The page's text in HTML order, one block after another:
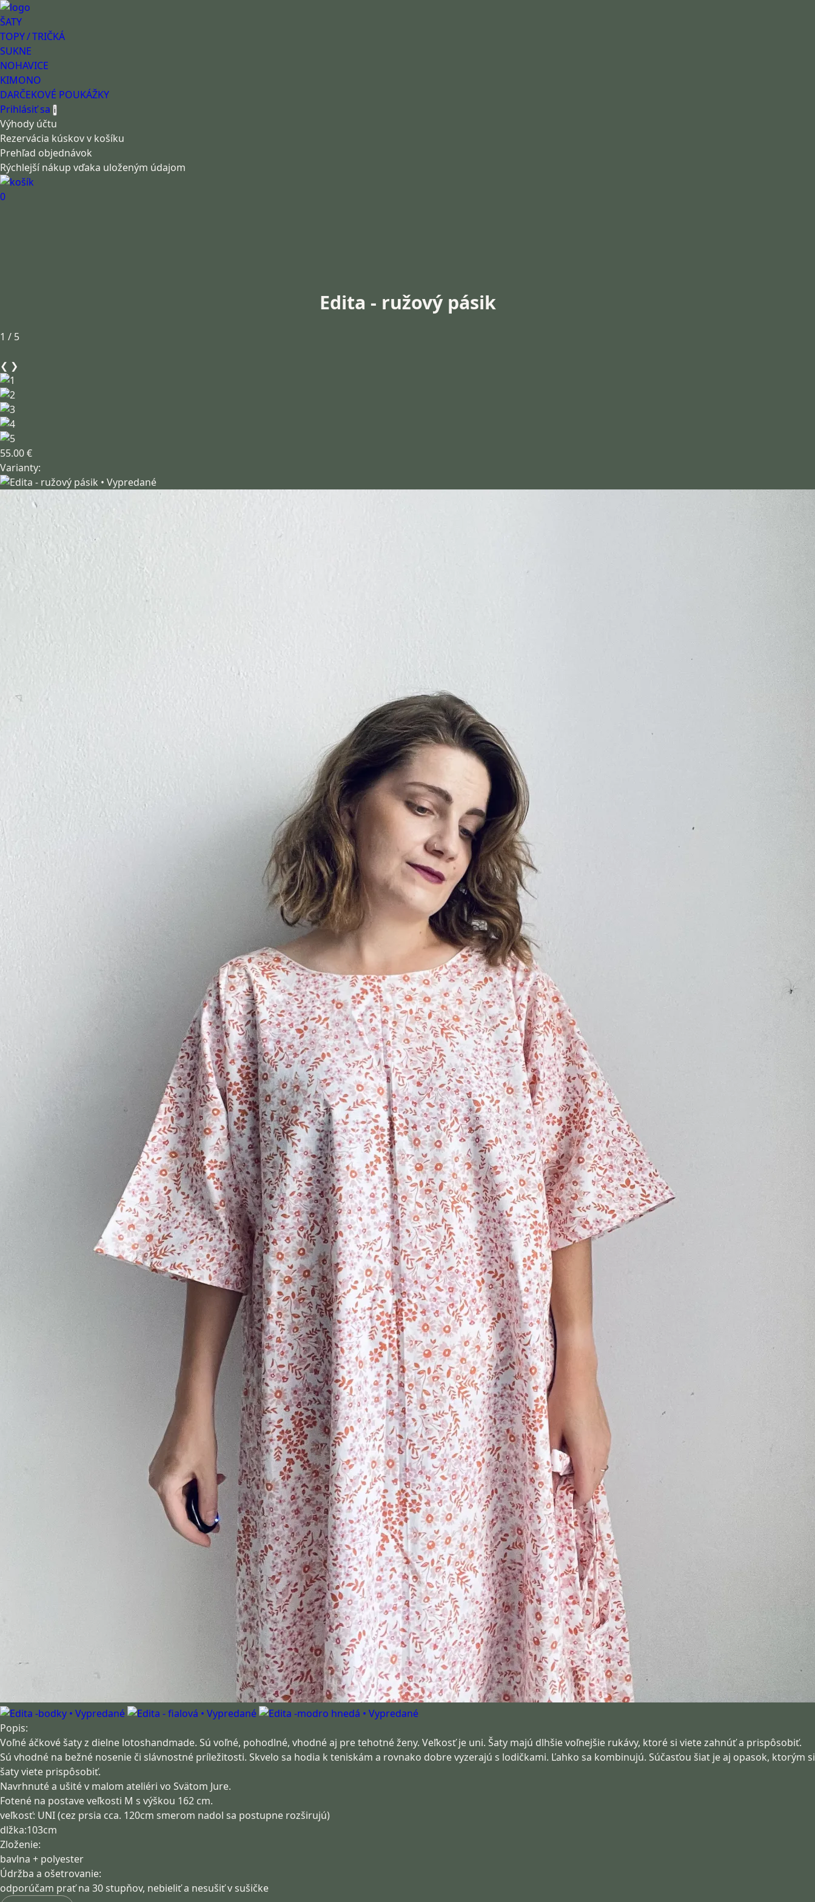
ŠATY
TOPY / TRIČKÁ
SUKNE
NOHAVICE
KIMONO
DARČEKOVÉ POUKÁŽKY
Prihlásiť sa i
Výhody účtu
Rezervácia kúskov v košíku
Prehľad objednávok
Rýchlejší nákup vďaka uloženým údajom
0
Edita - ružový pásik
1 / 5
❮ ❯
55.00 €
Varianty:
Popis:
Voľné áčkové šaty z dielne lotoshandmade. Sú voľné, pohodlné, vhodné aj pre tehotné ženy. Veľkosť je uni. Šaty majú dlhšie voľnejšie rukávy, ktoré si viete zahnúť a prispôsobiť.
Sú vhodné na bežné nosenie či slávnostné príležitosti. Skvelo sa hodia k teniskám a rovnako dobre vyzerajú s lodičkami. Ľahko sa kombinujú. Súčasťou šiat je aj opasok, ktorým si
šaty viete prispôsobiť.
Navrhnuté a ušité v malom ateliéri vo Svätom Jure.
Fotené na postave veľkosti M s výškou 162 cm.
veľkosť: UNI (cez prsia cca. 120cm smerom nadol sa postupne rozširujú)
dlžka:103cm
Zloženie:
bavlna + polyester
Údržba a ošetrovanie:
odporúčam prať na 30 stupňov, nebieliť a nesušiť v sušičke